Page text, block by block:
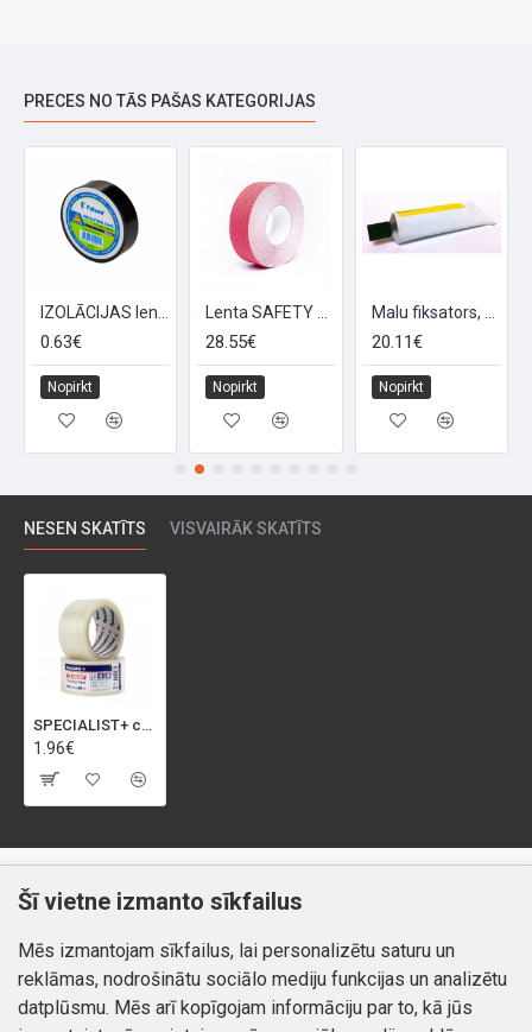
PRECES NO TĀS PAŠAS KATEGORIJAS
0.63€
Nopirkt
28.55€
Nopirkt
20.11€
Nopirkt
NESEN SKATĪTS VISVAIRĀK SKATĪTS
SPECIALIST+ caurspīdīga līmlenta, 50 mm x 66 m
1.96€
Klientiem
Kontakti
Preču atgriešana
Mans profils
Mans profils
Piegāde un apmaksa
Atteikuma tiesības
Privātuma politika
Šī vietne izmanto sīkfailus
Mēs izmantojam sīkfailus, lai personalizētu saturu un
reklāmas, nodrošinātu sociālo mediju funkcijas un analizētu
datplūsmu. Mēs arī kopīgojam informāciju par to, kā jūs